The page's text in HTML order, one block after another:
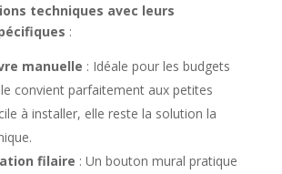
techniques avec leurs
:
manuelle : Idéale pour les budgets
convient parfaitement aux petites
à installer, elle reste la solution la
filaire : Un bouton mural pratique